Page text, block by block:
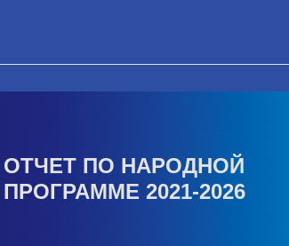
ОТЧЕТ ПО НАРОДНОЙ
ПРОГРАММЕ 2021-2026